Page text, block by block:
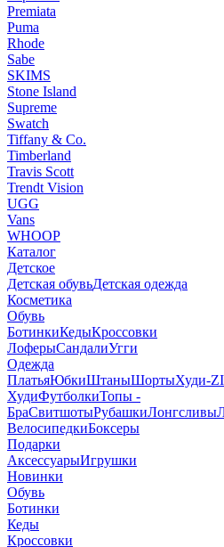
Premiata
Puma
Rhode
Sabe
SKIMS
Stone Island
Supreme
Swatch
Tiffany & Co.
Timberland
Travis Scott
Trendt Vision
UGG
Vans
WHOOP
Каталог
Детское
Детская обувьДетская одежда
Косметика
Обувь
БотинкиКедыКроссовки
ЛоферыСандалиУгги
Одежда
ПлатьяЮбкиШтаныШортыХуди-
ХудиФутболкиТопы -
БраСвитшотыРубашкиЛонгсливы
ВелосипедкиБоксеры
Подарки
АксессуарыИгрушки
Новинки
Обувь
Ботинки
Кеды
Кроссовки